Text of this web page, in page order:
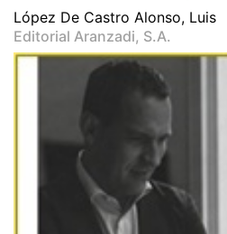
López De Castro Alonso, Luis
Editorial Aranzadi, S.A.